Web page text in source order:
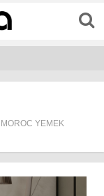
MOROC YEMEK